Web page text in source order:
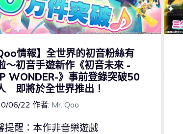
情報】全世界的初音粉絲有
～初音手遊新作《初音未來 -
WONDER-》事前登錄突破50
即將於全世界推出！
06/22 作者: Mr. Qoo
提醒：本作非音樂遊戲